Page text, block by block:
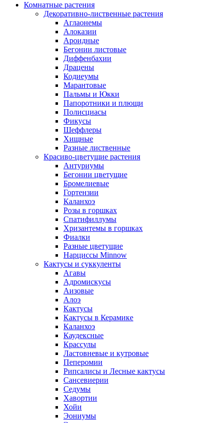
Комнатные растения
Декоративно-лиственные растения
Аглаонемы
Алоказии
Ароидные
Бегонии листовые
Диффенбахии
Драцены
Кодиеумы
Марантовые
Пальмы и Юкки
Папоротники и плющи
Полисциасы
Фикусы
Шеффлеры
Хищные
Разные лиственные
Красиво-цветущие растения
Антуриумы
Бегонии цветущие
Бромелиевые
Гортензии
Каланхоэ
Розы в горшках
Спатифиллумы
Хризантемы в горшках
Фиалки
Разные цветущие
Нарциссы Minnow
Кактусы и суккуленты
Агавы
Адромискусы
Аизовые
Алоэ
Кактусы
Кактусы в Керамике
Каланхоэ
Каудексные
Крассулы
Ластовневые и кутровые
Пеперомии
Рипсалисы и Лесные кактусы
Сансевиерии
Седумы
Хавортии
Хойи
Эониумы